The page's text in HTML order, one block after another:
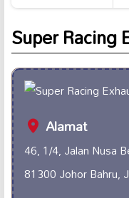
Super Racing
Alamat
46, 1/4, Jalan Nusa
81300 Johor Bahru,